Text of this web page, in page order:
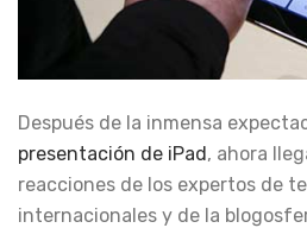
Después de la inmensa
presentación de iPad, ahora
reacciones de los expertos de
internacionales y de la